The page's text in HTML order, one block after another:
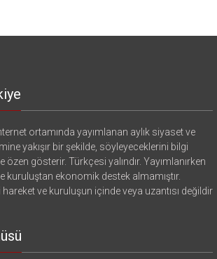
ortamında yayımlanan aylık siyaset ve
yakışır bir şekilde, söyleyeceklerini bilgi
özen gösterir. Türkçesi yalındır. Yayımlanırken
kuruluştan ekonomik destek almamıştır.
ve kuruluşun içinde veya uzantısı değildir